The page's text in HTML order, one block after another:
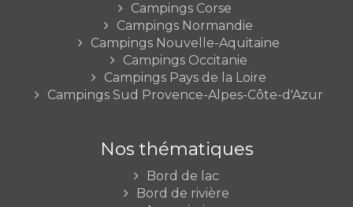
Campings Corse
Campings Normandie
Campings Nouvelle-Aquitaine
Campings Occitanie
Campings Pays de la Loire
Campings Sud Provence-Alpes-Côte-d'Azur
Nos thématiques
Bord de lac
Bord de rivière